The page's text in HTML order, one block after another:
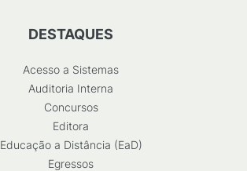
DESTAQUES
Acesso a Sistemas
Auditoria Interna
Concursos
Editora
Educação a Distância (EaD)
Egressos